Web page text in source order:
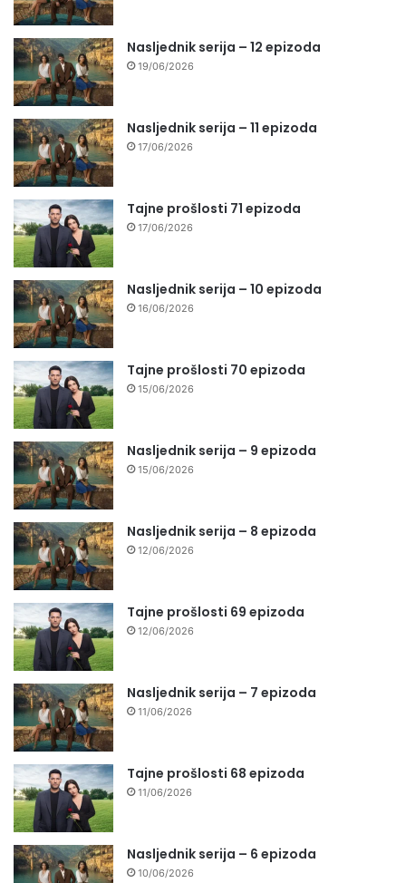
Nasljednik serija – 12 epizoda
19/06/2026
Nasljednik serija – 11 epizoda
17/06/2026
Tajne prošlosti 71 epizoda
17/06/2026
Nasljednik serija – 10 epizoda
16/06/2026
Tajne prošlosti 70 epizoda
15/06/2026
Nasljednik serija – 9 epizoda
15/06/2026
Nasljednik serija – 8 epizoda
12/06/2026
Tajne prošlosti 69 epizoda
12/06/2026
Nasljednik serija – 7 epizoda
11/06/2026
Tajne prošlosti 68 epizoda
11/06/2026
Nasljednik serija – 6 epizoda
10/06/2026